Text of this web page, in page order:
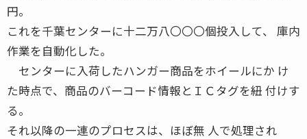
円。
これを千葉センターに十二万八〇〇〇個投入して、 庫内
作業を自動化した。
センターに入荷したハンガー商品をホイールにか け
た時点で、商品のバーコード情報とＩＣタグを紐 付けす
る。
それ以降の一連のプロセスは、ほぼ無 人で処理され